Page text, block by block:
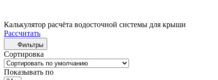
Калькулятор расчёта водосточной системы для крыши
Рассчитать
Фильтры
Сортировка
Показывать по